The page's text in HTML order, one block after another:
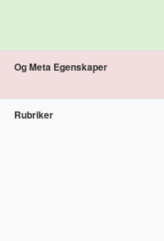
Og Meta Egenskaper
Rubriker